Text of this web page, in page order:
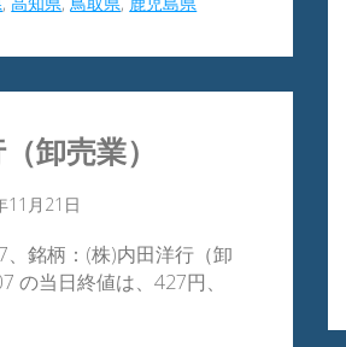
卸売業）
11月21日
、銘柄：(株)内田洋行（卸
の当日終値は、427円、